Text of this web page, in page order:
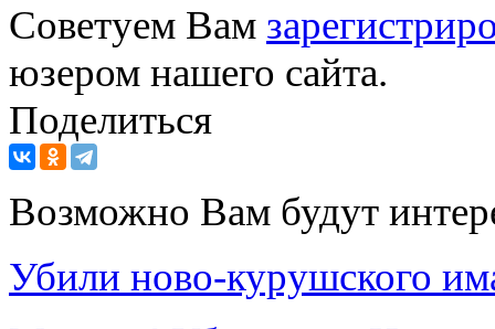
Советуем Вам
юзером нашего сайта.
Поделиться
Возможно Вам будут
Убили ново-курушского